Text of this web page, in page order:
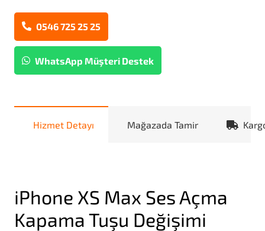
0546 725 25 25
WhatsApp Müşteri Destek
Hizmet Detayı Mağazada Tamir
iPhone XS Max Ses Açma
Kapama Tuşu Değişimi